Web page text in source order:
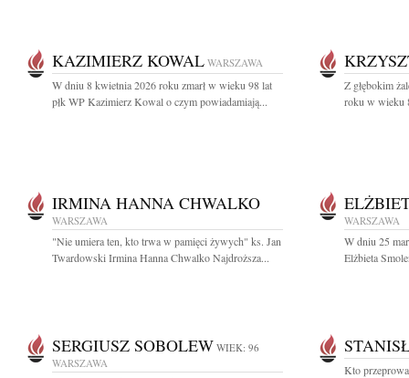
KAZIMIERZ KOWAL WARSZAWA
W dniu 8 kwietnia 2026 roku zmarł w wieku 98 lat
płk WP Kazimierz Kowal o czym powiadamiają...
Z głębokim
roku w wieku
IRMINA HANNA CHWALKO
WARSZAWA
"Nie umiera ten, kto trwa w pamięci żywych" ks. Jan
Twardowski Irmina Hanna Chwalko Najdroższa...
WARSZAWA
W dniu 25
Elżbieta
SERGIUSZ SOBOLEW WIEK: 96
WARSZAWA
Kto